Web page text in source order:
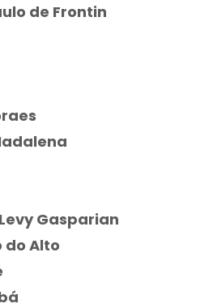
de Frontin
Gasparian
do Alto